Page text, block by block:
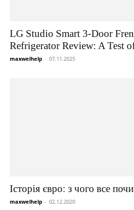
LG Studio Smart 3-Door
Refrigerator Review: A Test
maxwelhelp - 07.11.2025
Історія євро: з чого все
maxwelhelp - 02.12.2020